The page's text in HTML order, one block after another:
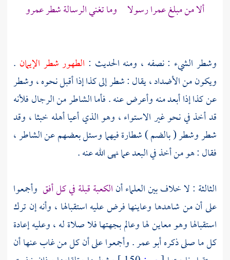
ألا من مبلغ عمرا رسولا وما تغني الرسالة شطر عمرو
وشطر الشيء : نصفه ، ومنه الحديث : الطهور شطر الإيمان .
ويكون من الأضداد ، يقال : شطر إلى كذا إذا أقبل نحوه ، وشطر
عن كذا إذا أبعد منه وأعرض عنه . فأما الشاطر من الرجال فلأنه
قد أخذ في نحو غير الاستواء ، وهو الذي أعيا أهله خبثا ، وقد
شطر وشطر ( بالضم ) شطارة فيهما وسئل بعضهم عن الشاطر ،
فقال : هو من أخذ في البعد عما نهى الله عنه .
الثالثة : لا خلاف بين العلماء أنالكعبة قبلة في كل أفق وأجمعوا
على أن من شاهدها وعاينها فرض عليه استقبالها ، وأنه إن ترك
استقبالها وهو معاين لها وعالم بجهتها فلا صلاة له ، وعليه إعادة
كل ما صلى ذكرهأبو عمر. وأجمعوا على أن كل من غاب عنها أن